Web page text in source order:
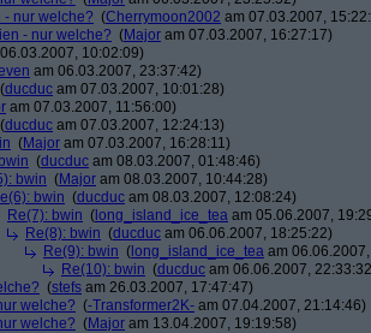
- nur welche? (Cherrymoon2002 am 07.03.2007,
- nur welche? (Major am 07.03.2007, 16:27:17)
10:02:09)
am 06.03.2007, 23:37:42)
(ducduc am 07.03.2007, 10:01:28)
am 07.03.2007, 11:56:00)
(ducduc am 07.03.2007, 12:24:13)
(Major am 07.03.2007, 16:28:11)
(ducduc am 08.03.2007, 01:48:46)
bwin (Major am 08.03.2007, 10:44:28)
bwin (ducduc am 08.03.2007, 12:08:24)
Re(7): bwin ( long_island_ice_tea am 05.06.2007,
Re(8): bwin (ducduc am 06.06.2007, 18:25:22)
Re(9): bwin ( long_island_ice_tea am
Re(10): bwin (ducduc am 06.06.2007,
(stefs am 26.03.2007, 17:47:47)
welche? (-Transformer2K- am 07.04.2007, 21:14:46)
welche? (Major am 13.04.2007, 19:19:58)